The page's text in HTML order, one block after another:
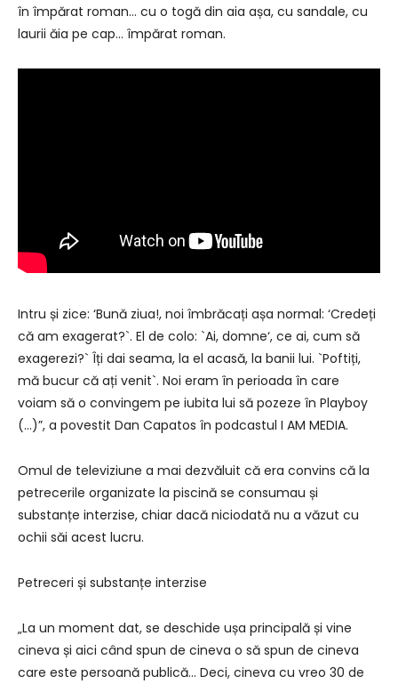
în împărat roman… cu o togă din aia așa, cu sandale, cu
laurii ăia pe cap… împărat roman.
Intru și zice: ‘Bună ziua!, noi îmbrăcați așa normal: ‘Credeți
că am exagerat?`. El de colo: `Ai, domne‘, ce ai, cum să
exagerezi?` Îți dai seama, la el acasă, la banii lui. `Poftiți,
mă bucur că ați venit`. Noi eram în perioada în care
voiam să o convingem pe iubita lui să pozeze în Playboy
(…)”, a povestit Dan Capatos în podcastul I AM MEDIA.
Omul de televiziune a mai dezvăluit că era convins că la
petrecerile organizate la piscină se consumau și
substanțe interzise, chiar dacă niciodată nu a văzut cu
ochii săi acest lucru.
Petreceri și substanțe interzise
„La un moment dat, se deschide ușa principală și vine
cineva și aici când spun de cineva o să spun de cineva
care este persoană publică… Deci, cineva cu vreo 30 de